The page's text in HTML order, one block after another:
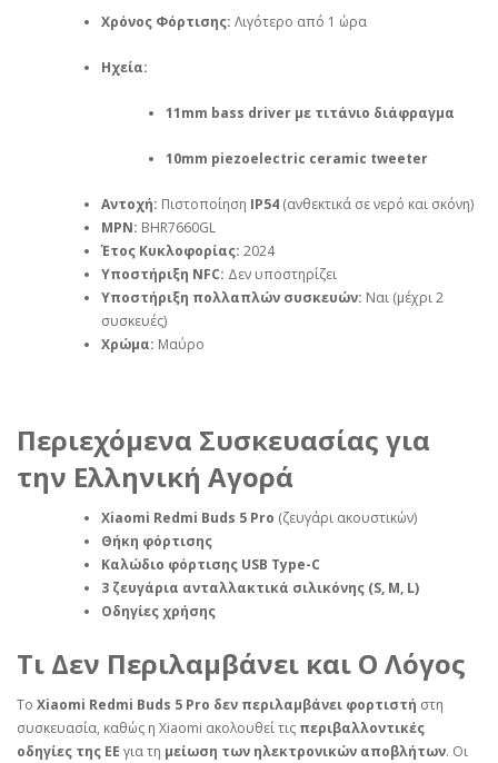
Χρόνος Φόρτισης: Λιγότερο από 1 ώρα
Ηχεία:
11mm bass driver με τιτάνιο διάφραγμα
10mm piezoelectric ceramic tweeter
Αντοχή: Πιστοποίηση IP54 (ανθεκτικά σε νερό και σκόνη)
MPN: BHR7660GL
Έτος Κυκλοφορίας: 2024
Υποστήριξη NFC: Δεν υποστηρίζει
Υποστήριξη πολλαπλών συσκευών: Ναι (μέχρι 2
συσκευές)
Χρώμα: Μαύρο
Περιεχόμενα Συσκευασίας για
την Ελληνική Αγορά
Xiaomi Redmi Buds 5 Pro (ζευγάρι ακουστικών)
Θήκη φόρτισης
Καλώδιο φόρτισης USB Type-C
3 ζευγάρια ανταλλακτικά σιλικόνης (S, M, L)
Οδηγίες χρήσης
Τι Δεν Περιλαμβάνει και Ο Λόγος
Το Xiaomi Redmi Buds 5 Pro δεν περιλαμβάνει φορτιστή στη
συσκευασία, καθώς η Xiaomi ακολουθεί τις περιβαλλοντικές
οδηγίες της ΕΕ για τη μείωση των ηλεκτρονικών αποβλήτων. Οι